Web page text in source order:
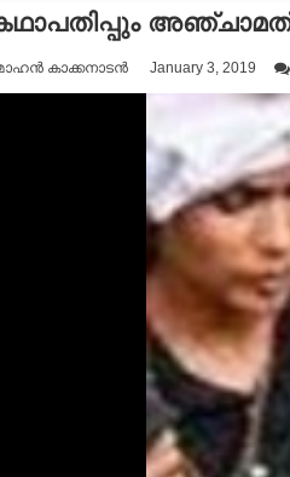
അഞ്ചാമത്
കാക്കനാടൻ January 3, 2019